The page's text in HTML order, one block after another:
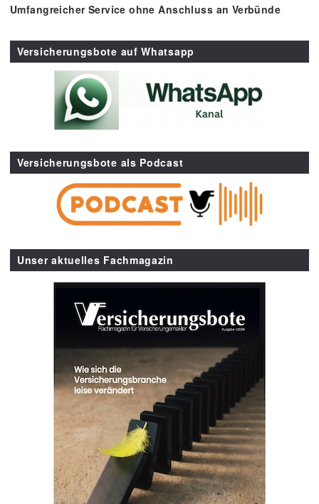
Umfangreicher Service ohne Anschluss an Verbünde
Versicherungsbote auf Whatsapp
Versicherungsbote als Podcast
Unser aktuelles Fachmagazin